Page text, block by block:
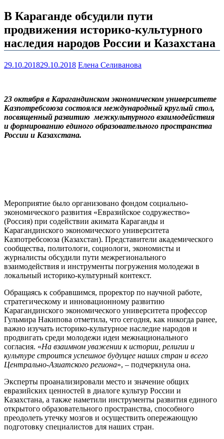
В Караганде обсудили пути
продвижения историко-культурного
наследия народов России и Казахстана
29.10.201829.10.2018 Елена Селиванова
23 октября в Карагандинском экономическом университете
Казпотребсоюза состоялся международный круглый стол,
посвященный развитию межкультурного взаимодействия
и формированию единого образовательного пространства
России и Казахстана.
Мероприятие было организовано фондом социально-
экономического развития «Евразийское содружество»
(Россия) при содействии акимата Караганды и
Карагандинского экономического университета
Казпотребсоюза (Казахстан). Представители академического
сообщества, политологи, социологи, экономисты и
журналисты обсудили пути межрегионального
взаимодействия и инструменты погружения молодежи в
локальный историко-культурный контекст.
Обращаясь к собравшимся, проректор по научной работе,
стратегическому и инновационному развитию
Карагандинского экономического университета профессор
Гульмира Накипова отметила, что сегодня, как никогда ранее,
важно изучать историко-культурное наследие народов и
продвигать среди молодежи идеи межнационального
согласия. «На взаимном уважении к истории, религии и
культуре строится успешное будущее наших стран и всего
Центрально-Азиатского региона», – подчеркнула она.
Эксперты проанализировали место и значение общих
евразийских ценностей в диалоге культур России и
Казахстана, а также наметили инструменты развития единого
открытого образовательного пространства, способного
преодолеть утечку мозгов и осуществить опережающую
подготовку специалистов для наших стран.